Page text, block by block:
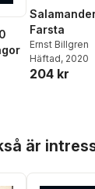
antal röster:
Farsta
Ernst Billgren
Häftad, 2020
204 kr
är